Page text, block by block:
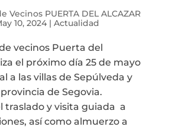
Vecinos PUERTA DEL ALCAZAR
10, 2024| Actualidad
vecinos Puerta del
el próximo día 25 de mayo
a las villas de Sepúlveda y
de Segovia.
traslado y visita guiada a
así como almuerzo a